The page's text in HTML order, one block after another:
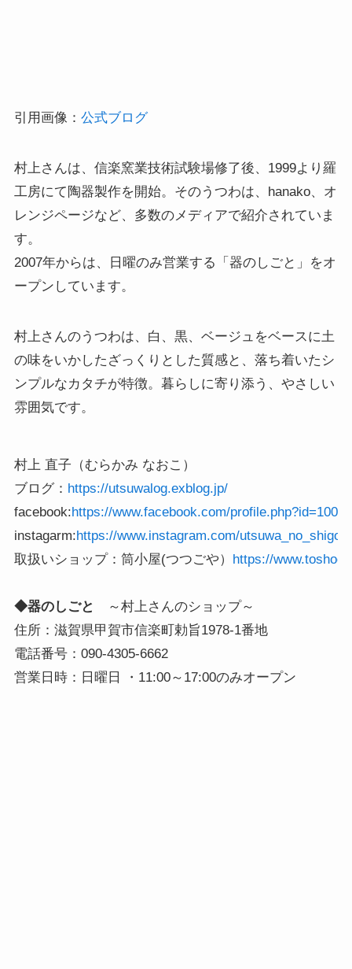
引用画像： 公式ブログ
村上さんは、信楽窯業技術試験場修了後、1999より羅
工房にて陶器製作を開始。そのうつわは、hanako、オ
レンジページなど、多数のメディアで紹介されていま
す。
2007年からは、日曜のみ営業する「器のしごと」をオ
ープンしています。
村上さんのうつわは、白、黒、ベージュをベースに土
の味をいかしたざっくりとした質感と、落ち着いたシ
ンプルなカタチが特徴。暮らしに寄り添う、やさしい
雰囲気です。
村上 直子（むらかみ なおこ）
ブログ：
https://utsuwalog.exblog.jp/
facebook:
instagarm:
取扱いショップ：筒小屋(つつごや） https://
◆器のしごと
～村上さんのショップ～
住所：滋賀県甲賀市信楽町勅旨1978-1番地
電話番号：090-4305-6662
営業日時：日曜日 ・11:00～17:00のみオープン